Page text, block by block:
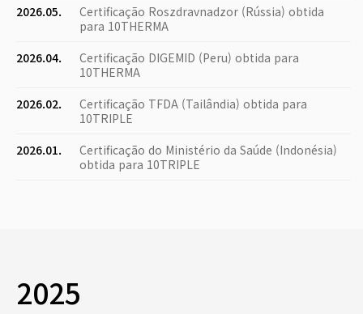
2026.05.
Certificação Roszdravnadzor (Rússia) obtida
para 10THERMA
2026.04.
Certificação DIGEMID (Peru) obtida para
10THERMA
2026.02.
Certificação TFDA (Tailândia) obtida para
10TRIPLE
2026.01.
Certificação do Ministério da Saúde (Indonésia)
obtida para 10TRIPLE
2025